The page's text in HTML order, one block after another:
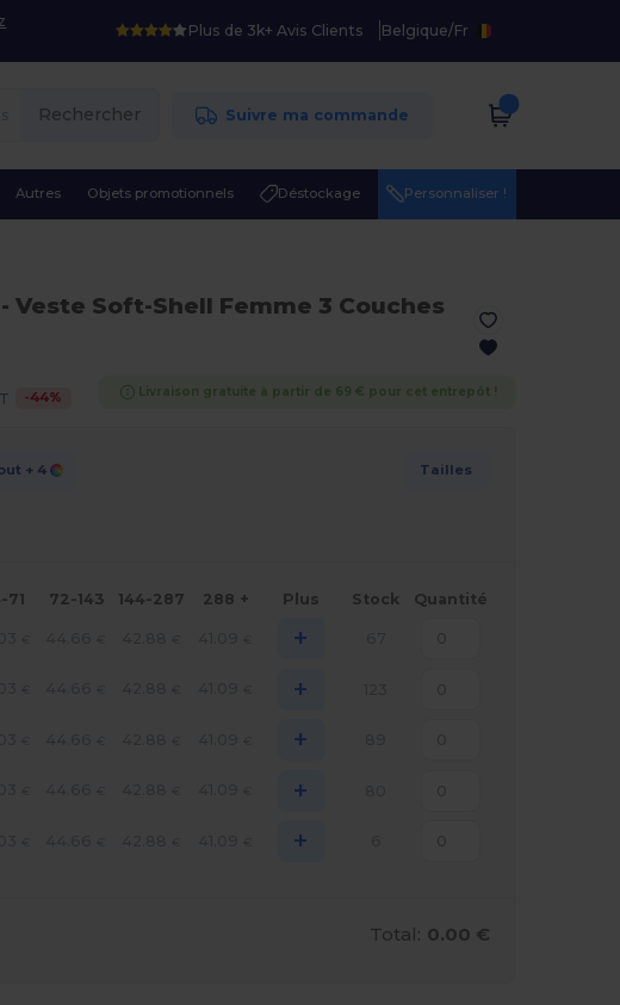
Plus de 3k+ Avis Clients Belgique/Fr
Rechercher Suivre ma commande
Autres Objets promotionnels Déstockage Personnaliser !
- Veste Soft-Shell Femme 3 Couches
-44% Livraison gratuite à partir de 69 € pour cet entrepôt !
+ 4 Tailles
71 72-143 144-287 288 + Plus Stock Quantité
+
+
+
+
+
Total: 0.00 €